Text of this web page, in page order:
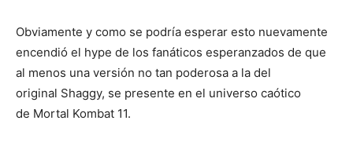
Obviamente y como se podría esperar esto nuevamente
encendió el hype de los fanáticos esperanzados de que
al menos una versión no tan poderosa a la del
original Shaggy, se presente en el universo caótico
de Mortal Kombat 11.